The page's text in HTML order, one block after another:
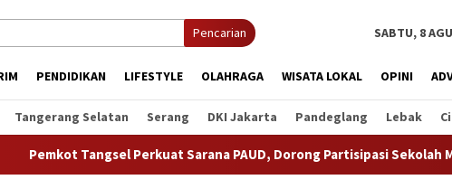
Pencarian SABTU, 8
PENDIDIKAN LIFESTYLE OLAHRAGA WISATA LOKAL OPINI
Tangerang Selatan Serang DKI Jakarta Pandeglang Lebak
Perkuat Sarana PAUD, Dorong Partisipasi Sekolah Meningkat